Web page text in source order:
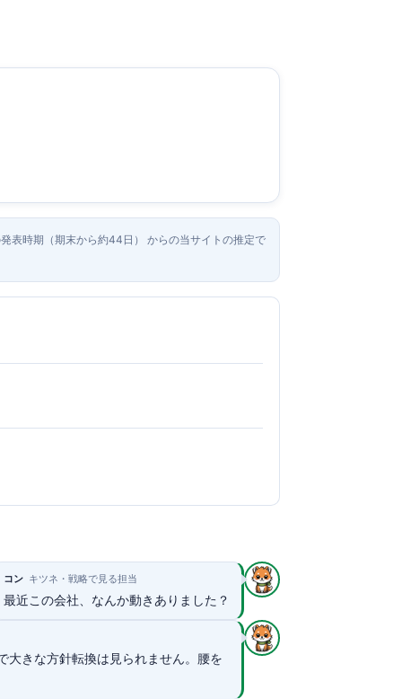
時期（期末から約44日） からの当サイトの推定で
コン キツネ・戦略で見る担当
最近この会社、なんか動きありました？
大きな方針転換は見られません。腰を